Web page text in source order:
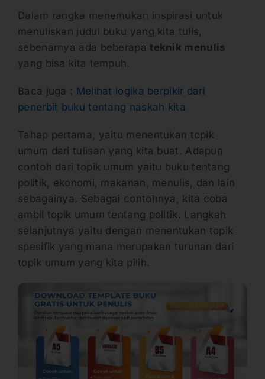
Dalam rangka menemukan inspirasi untuk
menuliskan judul buku yang kita tulis,
sebenarnya ada beberapateknik menulis
yang bisa kita tempuh.
Baca juga : Melihat logika berpikir dari
penerbit buku tentang naskah kita
Tahap pertama, yaitu menentukan topik
umum dari tulisan yang kita buat. Adapun
contoh dari topik umum yaitu buku tentang
politik, ekonomi, makanan, menulis, dan lain
sebagainya. Sebagai contohnya, kita coba
ambil topik umum tentang politik. Langkah
selanjutnya yaitu dengan menentukan topik
spesifik yang mana merupakan turunan dari
topik umum yang kita pilih.